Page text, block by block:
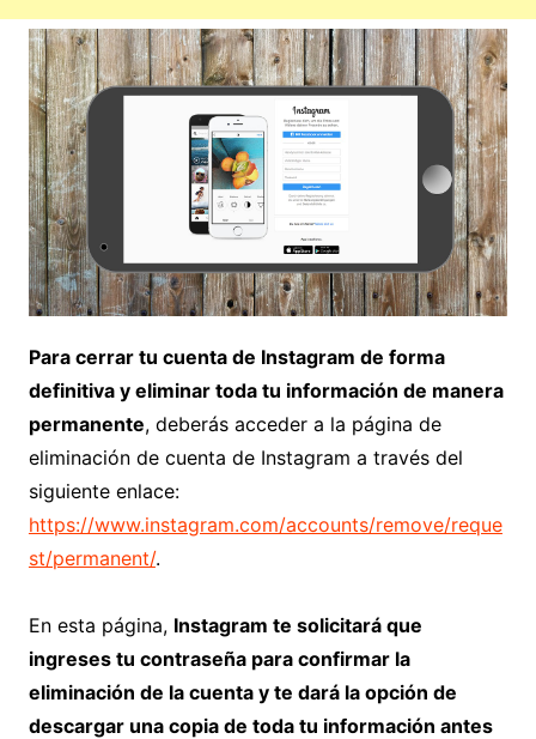
Para cerrar tu cuenta de Instagram de forma
definitiva y eliminar toda tu información de manera
permanente, deberás acceder a la página de
eliminación de cuenta de Instagram a través del
siguiente enlace:
https://www.instagram.com/accounts/remove/reque
st/permanent/.
En esta página, Instagram te solicitará que
ingreses tu contraseña para confirmar la
eliminación de la cuenta y te dará la opción de
descargar una copia de toda tu información antes